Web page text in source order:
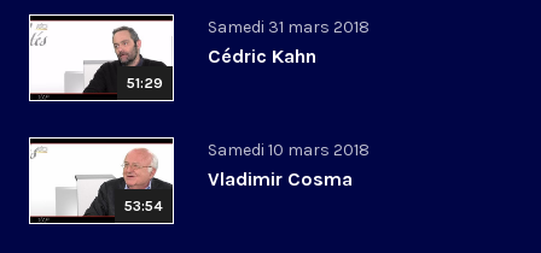
51:29
Samedi 31 mars 2018
Cédric Kahn
53:54
Samedi 10 mars 2018
Vladimir Cosma